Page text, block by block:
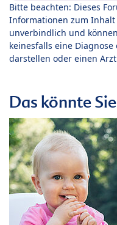
Bitte beachten: Dieses
Informationen zum Inhalt
unverbindlich und
keinesfalls eine
darstellen oder einen
Das könnte